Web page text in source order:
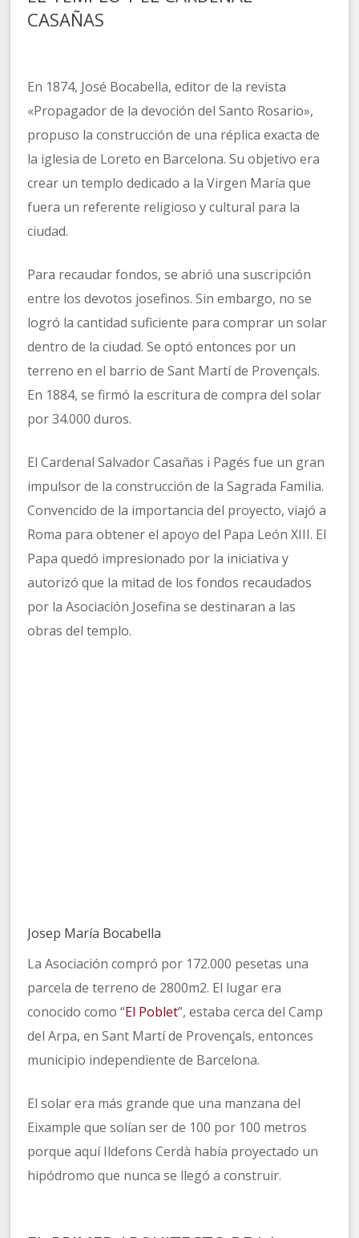
CASAÑAS
En 1874, José Bocabella, editor de la revista
«Propagador de la devoción del Santo Rosario»,
propuso la construcción de una réplica exacta de
la iglesia de Loreto en Barcelona. Su objetivo era
crear un templo dedicado a la Virgen María que
fuera un referente religioso y cultural para la
ciudad.
Para recaudar fondos, se abrió una suscripción
entre los devotos josefinos. Sin embargo, no se
logró la cantidad suficiente para comprar un solar
dentro de la ciudad. Se optó entonces por un
terreno en el barrio de Sant Martí de Provençals.
En 1884, se firmó la escritura de compra del solar
por 34.000 duros.
El Cardenal Salvador Casañas i Pagés fue un gran
impulsor de la construcción de la Sagrada Familia.
Convencido de la importancia del proyecto, viajó a
Roma para obtener el apoyo del Papa León XIII. El
Papa quedó impresionado por la iniciativa y
autorizó que la mitad de los fondos recaudados
por la Asociación Josefina se destinaran a las
obras del templo.
Josep María Bocabella
La Asociación compró por 172.000 pesetas una
parcela de terreno de 2800m2. El lugar era
conocido como “El Poblet”, estaba cerca del Camp
del Arpa, en Sant Martí de Provençals, entonces
municipio independiente de Barcelona.
El solar era más grande que una manzana del
Eixample que solían ser de 100 por 100 metros
porque aquí Ildefons Cerdà había proyectado un
hipódromo que nunca se llegó a construir.